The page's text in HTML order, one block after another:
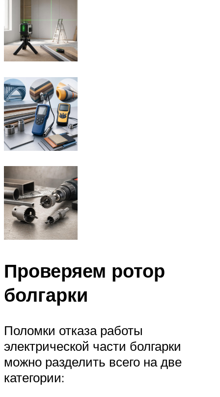
Проверяем ротор
болгарки
Поломки отказа работы
электрической части болгарки
можно разделить всего на две
категории: